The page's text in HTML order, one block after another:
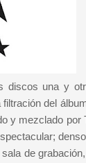
discos una y
del
y mezclado
de